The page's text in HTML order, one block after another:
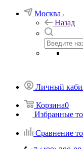
Москва
Назад
Личный
Корзина0
Избранные
Сравнение